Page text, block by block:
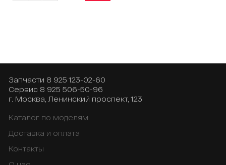
Запчасти 8 925 123-02-60
Сервис 8 925 506-50-96
г. Москва, Ленинский проспект, 123
Каталог по моделям
Доставка и оплата
Контакты